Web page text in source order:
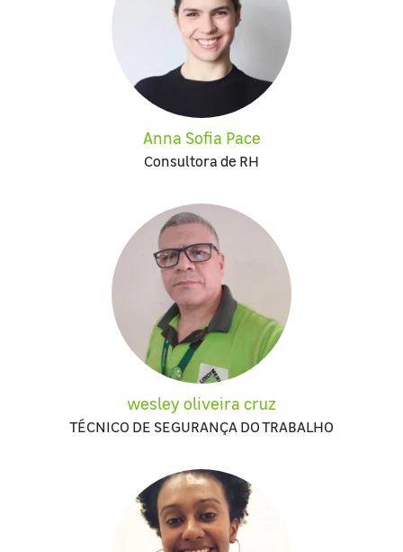
Anna Sofia Pace
Consultora de RH
wesley oliveira cruz
TÉCNICO DE SEGURANÇA DO TRABALHO